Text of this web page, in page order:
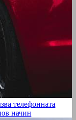
телефонната
начин